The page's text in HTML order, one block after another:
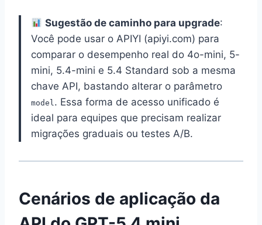
Sugestão de caminho para upgrade:
Você pode usar o APIYI (apiyi.com) para
comparar o desempenho real do 4o-mini, 5-
mini, 5.4-mini e 5.4 Standard sob a mesma
chave API, bastando alterar o parâmetro
model . Essa forma de acesso unificado é
ideal para equipes que precisam realizar
migrações graduais ou testes A/B.
Cenários de aplicação da